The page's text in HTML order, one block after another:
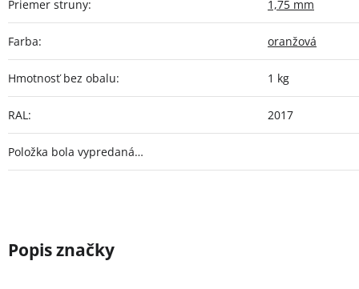
Priemer struny: 1,75 mm
Farba: oranžová
Hmotnosť bez obalu: 1 kg
RAL : 2017
Položka bola vypredaná…